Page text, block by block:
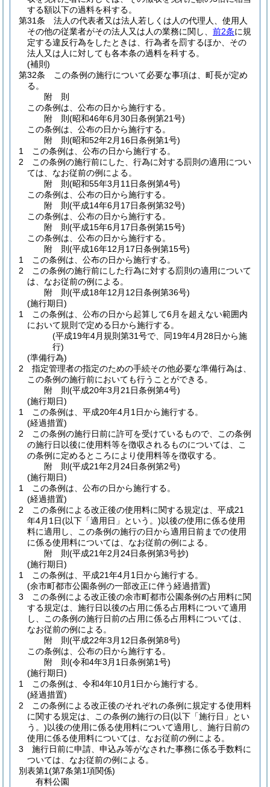
する額以下の過料を科する。
第31条
法人の代表者又は法人若しくは人の代理人、使用人
その他の従業者がその法人又は人の業務に関し、 前2条に規
定する違反行為をしたときは、行為者を罰するほか、その
法人又は人に対しても各本条の過料を科する。
(補則)
第32条
この条例の施行について必要な事項は、町長が定め
る。
附 則
この条例は、公布の日から施行する。
附 則(昭和46年6月30日条例第21号)
この条例は、公布の日から施行する。
附 則(昭和52年2月16日条例第1号)
1
この条例は、公布の日から施行する。
2
この条例の施行前にした、行為に対する罰則の適用につい
ては、なお従前の例による。
附 則(昭和55年3月11日条例第4号)
この条例は、公布の日から施行する。
附 則(平成14年6月17日条例第32号)
この条例は、公布の日から施行する。
附 則(平成15年6月17日条例第15号)
この条例は、公布の日から施行する。
附 則(平成16年12月17日条例第15号)
1
この条例は、公布の日から施行する。
2
この条例の施行前にした行為に対する罰則の適用について
は、なお従前の例による。
附 則(平成18年12月12日条例第36号)
(施行期日)
1
この条例は、公布の日から起算して6月を超えない範囲内
において規則で定める日から施行する。
(平成19年4月規則第31号で、同19年4月28日から施
行)
(準備行為)
2
指定管理者の指定のための手続その他必要な準備行為は、
この条例の施行前においても行うことができる。
附 則(平成20年3月21日条例第4号)
(施行期日)
1
この条例は、平成20年4月1日から施行する。
(経過措置)
2
この条例の施行日前に許可を受けているもので、この条例
の施行日以後に使用料等を徴収されるものについては、こ
の条例に定めるところにより使用料等を徴収する。
附 則(平成21年2月24日条例第2号)
(施行期日)
1
この条例は、公布の日から施行する。
(経過措置)
2
この条例による改正後の使用料に関する規定は、平成21
年4月1日(以下「適用日」という。)以後の使用に係る使用
料に適用し、この条例の施行の日から適用日前までの使用
に係る使用料については、なお従前の例による。
附 則(平成21年2月24日条例第3号抄)
(施行期日)
1
この条例は、平成21年4月1日から施行する。
(余市町都市公園条例の一部改正に伴う経過措置)
3
この条例による改正後の余市町都市公園条例の占用料に関
する規定は、施行日以後の占用に係る占用料について適用
し、この条例の施行日前の占用に係る占用料については、
なお従前の例による。
附 則(平成22年3月12日条例第8号)
この条例は、公布の日から施行する。
附 則(令和4年3月1日条例第1号)
(施行期日)
1
この条例は、令和4年10月1日から施行する。
(経過措置)
2
この条例による改正後のそれぞれの条例に規定する使用料
に関する規定は、この条例の施行の日(以下「施行日」とい
う。)以後の使用に係る使用料について適用し、施行日前の
使用に係る使用料については、なお従前の例による。
3
施行日前に申請、申込み等がなされた事務に係る手数料に
ついては、なお従前の例による。
別表第1(第7条第1項関係)
有料公園